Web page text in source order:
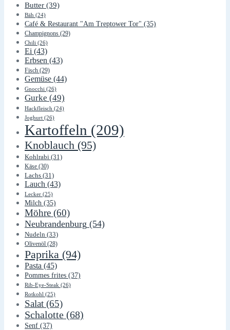
Butter (39)
Bäh (24)
Café & Restaurant "Am Treptower Tor" (35)
Champignons (29)
Chili (26)
Ei (43)
Erbsen (43)
Fisch (29)
Gemüse (44)
Gnocchi (26)
Gurke (49)
Hackfleisch (24)
Joghurt (26)
Kartoffeln (209)
Knoblauch (95)
Kohlrabi (31)
Käse (30)
Lachs (31)
Lauch (43)
Lecker (25)
Milch (35)
Möhre (60)
Neubrandenburg (54)
Nudeln (33)
Olivenöl (28)
Paprika (94)
Pasta (45)
Pommes frites (37)
Rib-Eye-Steak (26)
Rotkohl (25)
Salat (65)
Schalotte (68)
Senf (37)